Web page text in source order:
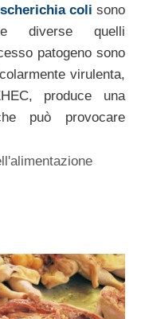
coli sono
diverse quelli
patogeno sono
virulenta,
produce una
può provocare